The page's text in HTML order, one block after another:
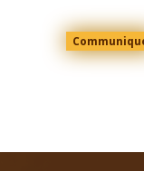
Menu
Top